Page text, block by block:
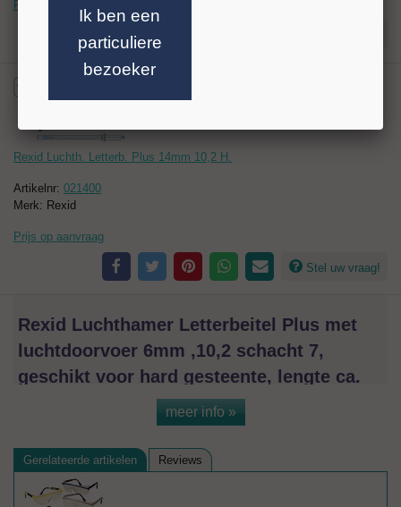
Prijs op aanvraag
Rexid Luchth. Letterb. Plus 14mm 10,2 H.
Artikelnr: 021400
Merk: Rexid
Prijs op aanvraag
Stel uw vraag!
Rexid Luchthamer Letterbeitel Plus met
luchtdoorvoer 6mm ,10,2 schacht 7,
geschikt voor hard gesteente, lengte ca.
meer info »
Gerelateerde artikelen Reviews
Ik ben een
particuliere
bezoeker